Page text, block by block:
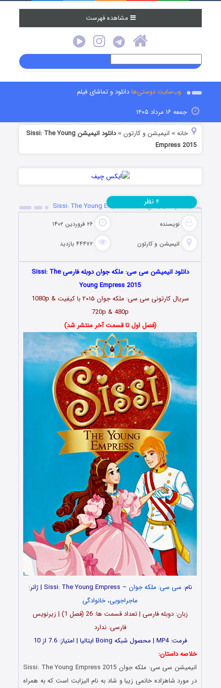
مشاهده فهرست
وب‌سایت دوستی‌هادانلود و تماشای فیلم
جمعه ۱۶ مرداد ۱۴۰۵
خانه » انیمیشن و کارتون »
دانلود انیمیشن Sissi: The Young
Empress 2015
دانلود انیمیشن Sissi: The Young Empress 2015
نویسنده ۲۶ فروردین ۱۴۰۲
انیمیشن و کارتون ۴۴۴۷۲ بازدید
۴ نظر
دانلود انیمیشن سی سی: ملکه جوان دوبله فارسی Sissi: The
Young Empress 2015
سریال کارتونی سی سی: ملکه جوان ۲۰۱۵ با کیفیت 1080p &
720p & 480p
(فصل اول تا قسمت آخر منتشر شد)
نام: سی سی: ملکه جوان – Sissi: The Young Empress | ژانر:
ماجراجویی، خانوادگی
زبان: دوبله فارسی | تعداد قسمت‌‌‌‌ ها: 26 (فصل 1) | زیرنویس
فارسی: ندارد
فرمت: MP4 | محصول شبکه Boing ایتالیا | امتیاز: 7.6 از 10
خلاصه داستان:
انیمیشن سی سی: ملکه جوان Sissi: The Young Empress 2015
در مورد شاهزاده خانمی زیبا و شاد به نام الیزابت است که به همراه